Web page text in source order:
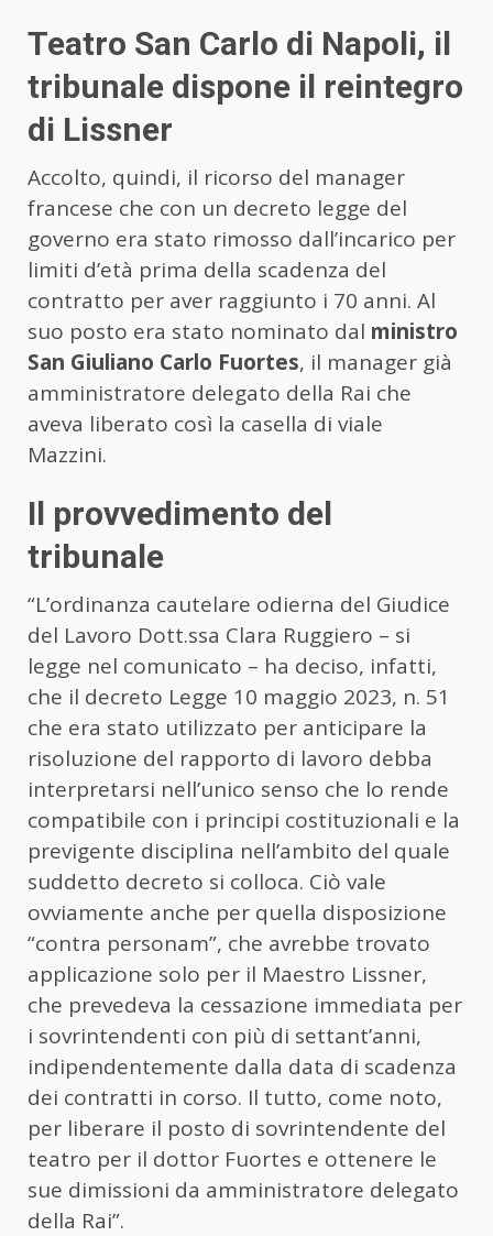
Teatro San Carlo di Napoli, il
tribunale dispone il reintegro
di Lissner
Accolto, quindi, il ricorso del manager
francese che con un decreto legge del
governo era stato rimosso dall’incarico per
limiti d’età prima della scadenza del
contratto per aver raggiunto i 70 anni. Al
suo posto era stato nominato dal ministro
San Giuliano Carlo Fuortes, il manager già
amministratore delegato della Rai che
aveva liberato così la casella di viale
Mazzini.
Il provvedimento del
tribunale
“L’ordinanza cautelare odierna del Giudice
del Lavoro Dott.ssa Clara Ruggiero – si
legge nel comunicato – ha deciso, infatti,
che il decreto Legge 10 maggio 2023, n. 51
che era stato utilizzato per anticipare la
risoluzione del rapporto di lavoro debba
interpretarsi nell’unico senso che lo rende
compatibile con i principi costituzionali e la
previgente disciplina nell’ambito del quale
suddetto decreto si colloca. Ciò vale
ovviamente anche per quella disposizione
“contra personam”, che avrebbe trovato
applicazione solo per il Maestro Lissner,
che prevedeva la cessazione immediata per
i sovrintendenti con più di settant’anni,
indipendentemente dalla data di scadenza
dei contratti in corso. Il tutto, come noto,
per liberare il posto di sovrintendente del
teatro per il dottor Fuortes e ottenere le
sue dimissioni da amministratore delegato
della Rai”.